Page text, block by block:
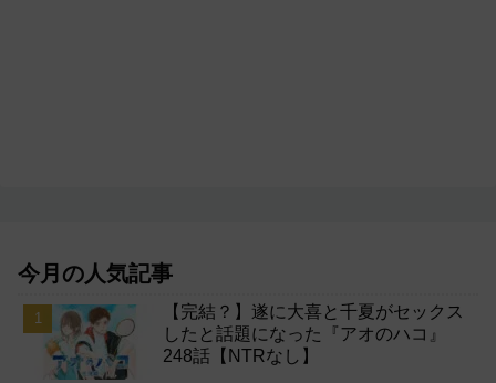
今月の人気記事
【完結？】遂に大喜と千夏がセックス
したと話題になった『アオのハコ』
248話【NTRなし】